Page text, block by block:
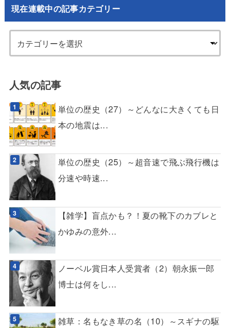
現在連載中の記事カテゴリー
人気の記事
単位の歴史（27）～どんなに大きくても日
本の地震は...
単位の歴史（25）～超音速で飛ぶ飛行機は
分速や時速...
【雑学】盲点かも？！夏の靴下のカブレと
かゆみの意外...
ノーベル賞日本人受賞者（2）朝永振一郎
博士は何をし...
雑草：名もなき草の名（10）～スギナの駆